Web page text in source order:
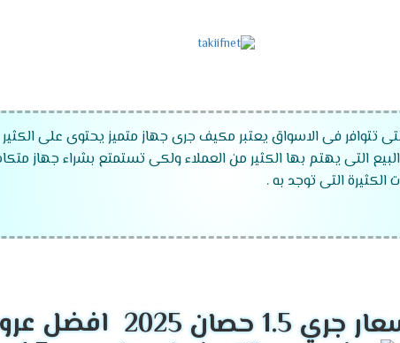
تتوافر فى الاسواق يعتبر مكيف جرى جهاز متميز يحتوى على
التى يهتم بها الكثير من العملاء ولكى تستمتع بشراء جهاز
التى توجد به .
قدرات تكييف جرى2024
افضل